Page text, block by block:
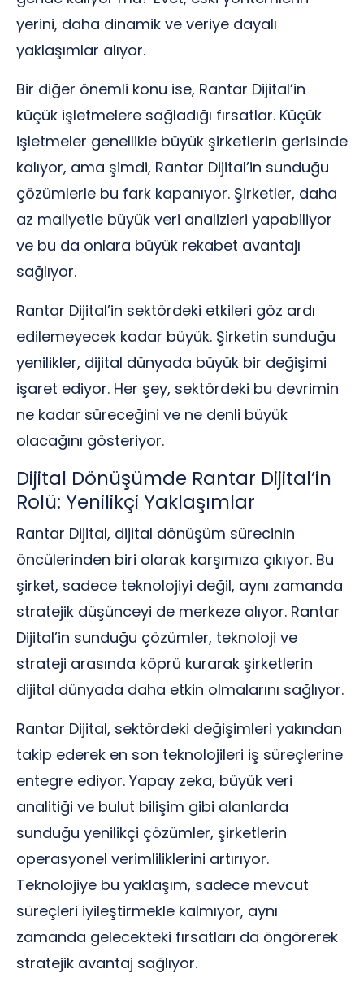
yerini, daha dinamik ve veriye dayalı
yaklaşımlar alıyor.
Bir diğer önemli konu ise, Rantar Dijital’in
küçük işletmelere sağladığı fırsatlar. Küçük
işletmeler genellikle büyük şirketlerin gerisinde
kalıyor, ama şimdi, Rantar Dijital’in sunduğu
çözümlerle bu fark kapanıyor. Şirketler, daha
az maliyetle büyük veri analizleri yapabiliyor
ve bu da onlara büyük rekabet avantajı
sağlıyor.
Rantar Dijital’in sektördeki etkileri göz ardı
edilemeyecek kadar büyük. Şirketin sunduğu
yenilikler, dijital dünyada büyük bir değişimi
işaret ediyor. Her şey, sektördeki bu devrimin
ne kadar süreceğini ve ne denli büyük
olacağını gösteriyor.
Dijital Dönüşümde Rantar Dijital’in
Rolü: Yenilikçi Yaklaşımlar
Rantar Dijital, dijital dönüşüm sürecinin
öncülerinden biri olarak karşımıza çıkıyor. Bu
şirket, sadece teknolojiyi değil, aynı zamanda
stratejik düşünceyi de merkeze alıyor. Rantar
Dijital’in sunduğu çözümler, teknoloji ve
strateji arasında köprü kurarak şirketlerin
dijital dünyada daha etkin olmalarını sağlıyor.
Rantar Dijital, sektördeki değişimleri yakından
takip ederek en son teknolojileri iş süreçlerine
entegre ediyor. Yapay zeka, büyük veri
analitiği ve bulut bilişim gibi alanlarda
sunduğu yenilikçi çözümler, şirketlerin
operasyonel verimliliklerini artırıyor.
Teknolojiye bu yaklaşım, sadece mevcut
süreçleri iyileştirmekle kalmıyor, aynı
zamanda gelecekteki fırsatları da öngörerek
stratejik avantaj sağlıyor.